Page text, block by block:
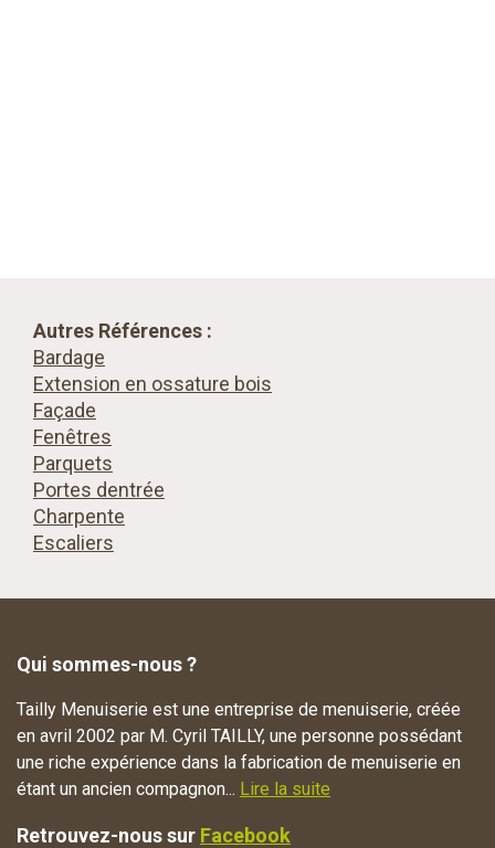
Autres Références :
Bardage
Extension en ossature bois
Façade
Fenêtres
Parquets
Portes dentrée
Charpente
Escaliers
Qui sommes-nous ?
Tailly Menuiserie est une entreprise de menuiserie, créée
en avril 2002 par M. Cyril TAILLY, une personne possédant
une riche expérience dans la fabrication de menuiserie en
étant un ancien compagnon... Lire la suite
Retrouvez-nous sur Facebook